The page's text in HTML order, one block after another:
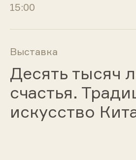
15:00
Выставка
Десять тысяч
счастья.
искусство